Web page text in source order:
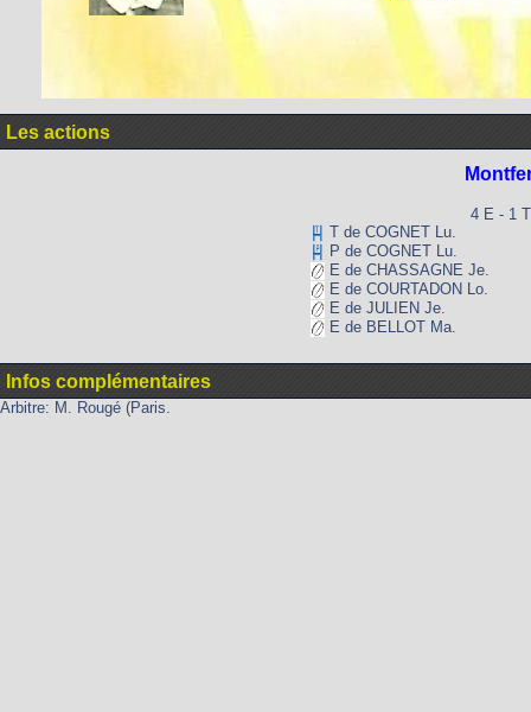
Les actions
4 E - 1
T de COGNET Lu.
P de COGNET Lu.
E de CHASSAGNE Je.
E de COURTADON Lo.
E de JULIEN Je.
E de BELLOT Ma.
Infos complémentaires
Arbitre: M. Rougé (Paris.